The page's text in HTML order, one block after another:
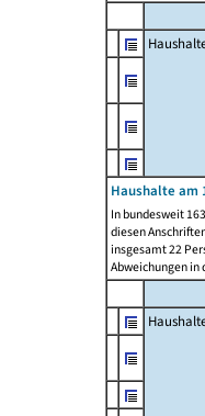
Haushalte am
In bundesweit
diesen
insgesamt 22
Abweichungen in